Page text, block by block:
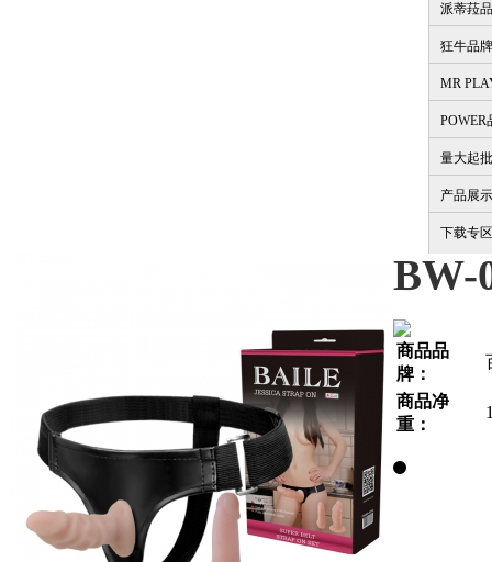
派蒂菈
狂牛品牌
MR
POWER
量大起批
产品展
下载专区
BW-
商品品
牌：
商品净
重：